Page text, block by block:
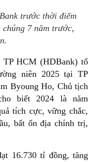
trước thời điểm
7 năm trước,
TP HCM (HDBank) tổ
niên 2025 tại TP
Byoung Ho, Chủ tịch
biết 2024 là năm
tích cực, vững chắc,
bất ổn địa chính trị,
16.730 tỉ đồng, tăng